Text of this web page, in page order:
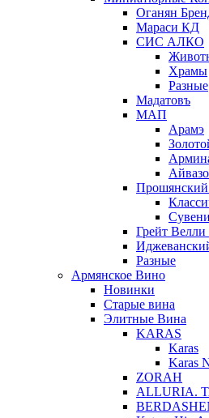
Оганян
Мараси КД
СИС АЛКО
Храмы
Разные
Мадатовъ
МАП
Арамэ
Грейт
Разные
Армянское Вино
Новинки
Старые вина
Элитные Вина
KARAS
Karas
Karas
ZORAH
ALLURIA.